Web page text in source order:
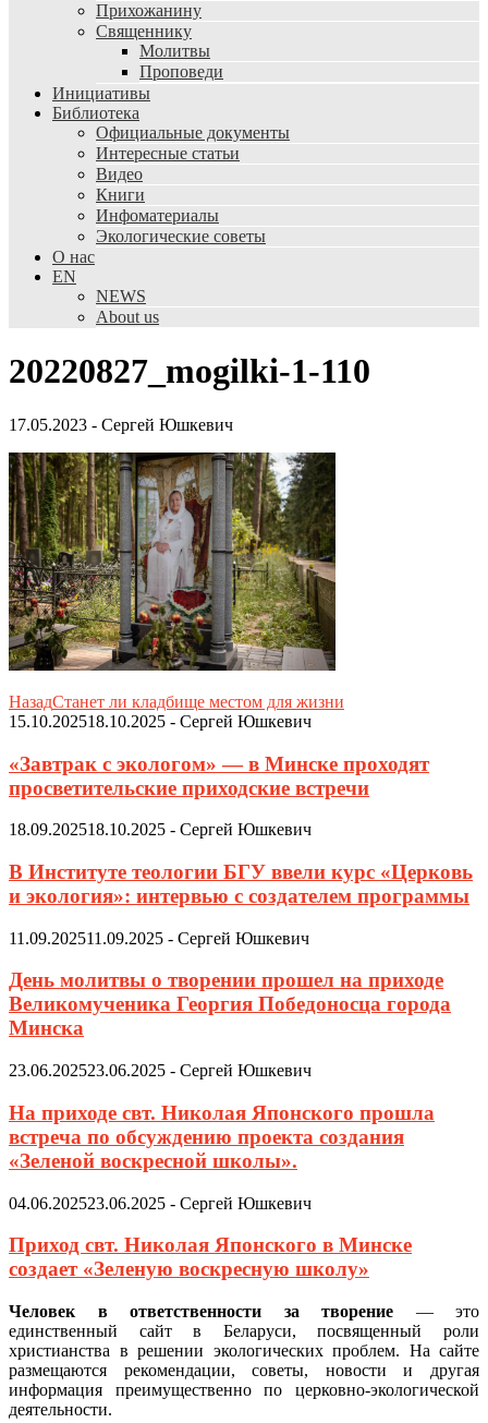
Прихожанину
Священнику
Молитвы
Проповеди
Инициативы
Библиотека
Официальные документы
Интересные статьи
Видео
Книги
Инфоматериалы
Экологические советы
О нас
EN
NEWS
About us
20220827_mogilki-1-110
17.05.2023 - Сергей Юшкевич
НазадСтанет ли кладбище местом для жизни
15.10.202518.10.2025 - Сергей Юшкевич
«Завтрак с экологом» — в Минске проходят
просветительские приходские встречи
18.09.202518.10.2025 - Сергей Юшкевич
В Институте теологии БГУ ввели курс «Церковь
и экология»: интервью с создателем программы
11.09.202511.09.2025 - Сергей Юшкевич
День молитвы о творении прошел на приходе
Великомученика Георгия Победоносца города
Минска
23.06.202523.06.2025 - Сергей Юшкевич
На приходе свт. Николая Японского прошла
встреча по обсуждению проекта создания
«Зеленой воскресной школы».
04.06.202523.06.2025 - Сергей Юшкевич
Приход свт. Николая Японского в Минске
создает «Зеленую воскресную школу»
Человек в ответственности за творение — это
единственный сайт в Беларуси, посвященный роли
христианства в решении экологических проблем. На сайте
размещаются рекомендации, советы, новости и другая
информация преимущественно по церковно-экологической
деятельности.